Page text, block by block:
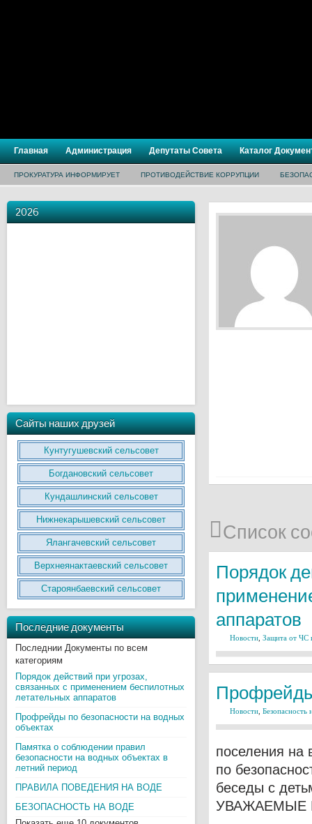
Главная Администрация Депутаты Совета Каталог
ПРОКУРАТУРА ИНФОРМИРУЕТ ПРОТИВОДЕЙСТВИЕ КОРРУПЦИИ
2026
Сайты наших друзей
Кунтугушевский сельсовет
Богдановский сельсовет
Кундашлинский сельсовет
Нижнекарышевский сельсовет
Ялангачевский сельсовет
Верхнеянактаевский сельсовет
Староянбаевский сельсовет
Последние документы
Последнии Документы по всем
категориям
Порядок действий при угрозах,
связанных с применением беспилотных
летательных аппаратов
Профрейды по безопасности на водных
объектах
Памятка о соблюдении правил
безопасности на водных объектах в
летний период
ПРАВИЛА ПОВЕДЕНИЯ НА ВОДЕ
БЕЗОПАСНОСТЬ НА ВОДЕ
Список
Порядок
аппаратов
Новости Защита от ЧС
Новости Безопасность
поселения на
по
беседы с
УВАЖАЕМЫЕ